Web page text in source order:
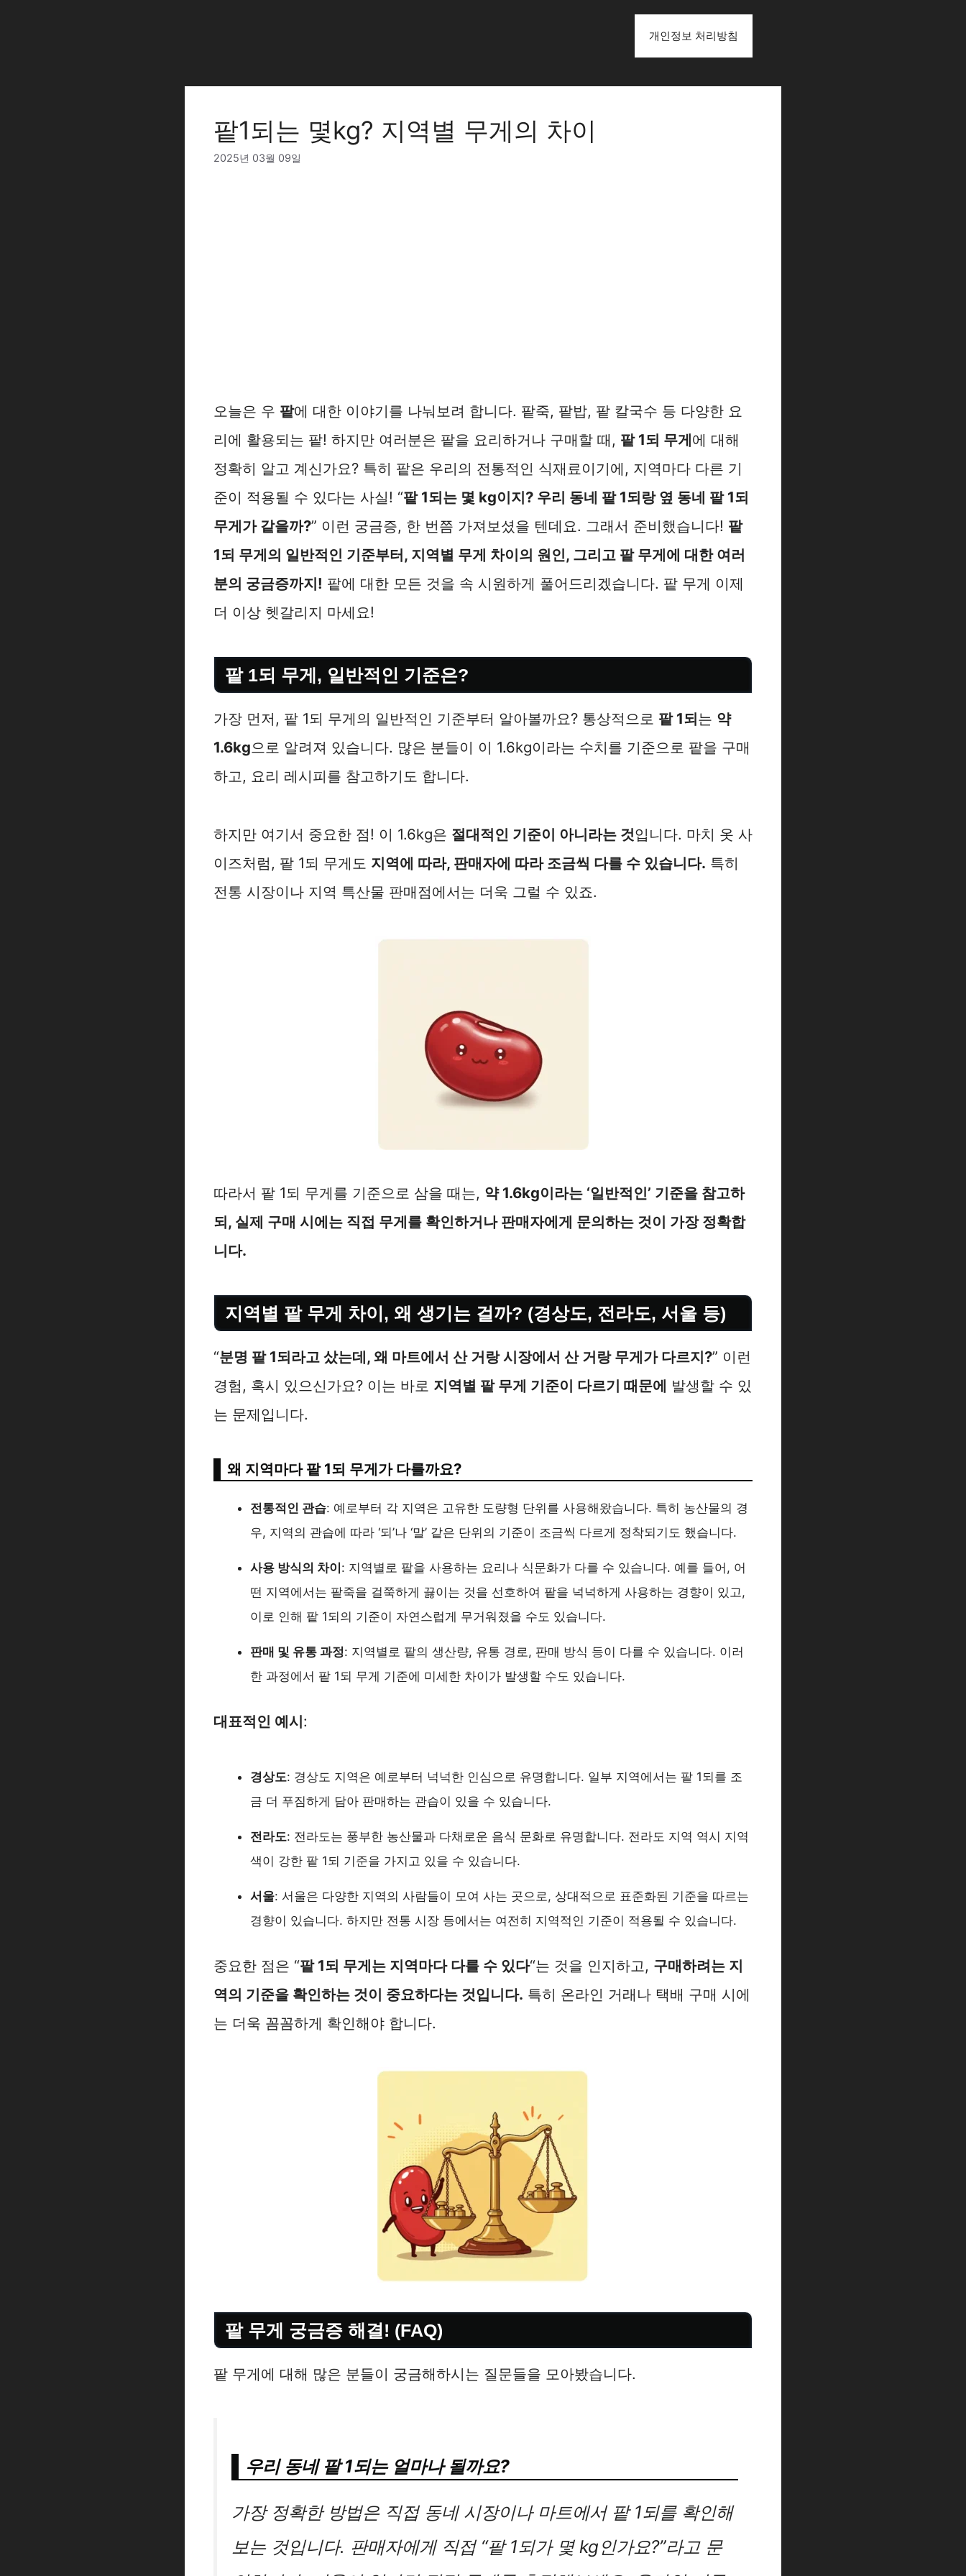
개인정보 처리방침
팥1되는 몇kg? 지역별 무게의 차이
2025년 03월 09일
오늘은 우 팥에 대한 이야기를 나눠보려 합니다. 팥죽, 팥밥, 팥 칼국수 등 다양한 요
리에 활용되는 팥! 하지만 여러분은 팥을 요리하거나 구매할 때, 팥 1되 무게에 대해
정확히 알고 계신가요? 특히 팥은 우리의 전통적인 식재료이기에, 지역마다 다른 기
준이 적용될 수 있다는 사실! “팥 1되는 몇 kg이지? 우리 동네 팥 1되랑 옆 동네 팥 1되
무게가 같을까?” 이런 궁금증, 한 번쯤 가져보셨을 텐데요. 그래서 준비했습니다! 팥
1되 무게의 일반적인 기준부터, 지역별 무게 차이의 원인, 그리고 팥 무게에 대한 여러
분의 궁금증까지! 팥에 대한 모든 것을 속 시원하게 풀어드리겠습니다. 팥 무게 이제
더 이상 헷갈리지 마세요!
팥 1되 무게, 일반적인 기준은?
가장 먼저, 팥 1되 무게의 일반적인 기준부터 알아볼까요? 통상적으로 팥 1되는 약
1.6kg으로 알려져 있습니다. 많은 분들이 이 1.6kg이라는 수치를 기준으로 팥을 구매
하고, 요리 레시피를 참고하기도 합니다.
하지만 여기서 중요한 점! 이 1.6kg은 절대적인 기준이 아니라는 것입니다. 마치 옷 사
이즈처럼, 팥 1되 무게도 지역에 따라, 판매자에 따라 조금씩 다를 수 있습니다. 특히
전통 시장이나 지역 특산물 판매점에서는 더욱 그럴 수 있죠.
따라서 팥 1되 무게를 기준으로 삼을 때는, 약 1.6kg이라는 ‘일반적인’ 기준을 참고하
되, 실제 구매 시에는 직접 무게를 확인하거나 판매자에게 문의하는 것이 가장 정확합
니다.
지역별 팥 무게 차이, 왜 생기는 걸까? (경상도, 전라도, 서울 등)
“분명 팥 1되라고 샀는데, 왜 마트에서 산 거랑 시장에서 산 거랑 무게가 다르지?” 이런
경험, 혹시 있으신가요? 이는 바로 지역별 팥 무게 기준이 다르기 때문에 발생할 수 있
는 문제입니다.
왜 지역마다 팥 1되 무게가 다를까요?
전통적인 관습: 예로부터 각 지역은 고유한 도량형 단위를 사용해왔습니다. 특히 농산물의 경
우, 지역의 관습에 따라 ‘되’나 ‘말’ 같은 단위의 기준이 조금씩 다르게 정착되기도 했습니다.
사용 방식의 차이 : 지역별로 팥을 사용하는 요리나 식문화가 다를 수 있습니다. 예를 들어, 어
떤 지역에서는 팥죽을 걸쭉하게 끓이는 것을 선호하여 팥을 넉넉하게 사용하는 경향이 있고,
이로 인해 팥 1되의 기준이 자연스럽게 무거워졌을 수도 있습니다.
판매 및 유통 과정: 지역별로 팥의 생산량, 유통 경로, 판매 방식 등이 다를 수 있습니다. 이러
한 과정에서 팥 1되 무게 기준에 미세한 차이가 발생할 수도 있습니다.
대표적인 예시:
경상도: 경상도 지역은 예로부터 넉넉한 인심으로 유명합니다. 일부 지역에서는 팥 1되를 조
금 더 푸짐하게 담아 판매하는 관습이 있을 수 있습니다.
전라도: 전라도는 풍부한 농산물과 다채로운 음식 문화로 유명합니다. 전라도 지역 역시 지역
색이 강한 팥 1되 기준을 가지고 있을 수 있습니다.
서울: 서울은 다양한 지역의 사람들이 모여 사는 곳으로, 상대적으로 표준화된 기준을 따르는
경향이 있습니다. 하지만 전통 시장 등에서는 여전히 지역적인 기준이 적용될 수 있습니다.
중요한 점은 “팥 1되 무게는 지역마다 다를 수 있다“는 것을 인지하고, 구매하려는 지
역의 기준을 확인하는 것이 중요하다는 것입니다. 특히 온라인 거래나 택배 구매 시에
는 더욱 꼼꼼하게 확인해야 합니다.
팥 무게 궁금증 해결! (FAQ)
팥 무게에 대해 많은 분들이 궁금해하시는 질문들을 모아봤습니다.
우리 동네 팥 1되는 얼마나 될까요?
가장 정확한 방법은 직접 동네 시장이나 마트에서 팥 1되를 확인해
보는 것입니다. 판매자에게 직접 “팥 1되가 몇 kg인가요?”라고 문